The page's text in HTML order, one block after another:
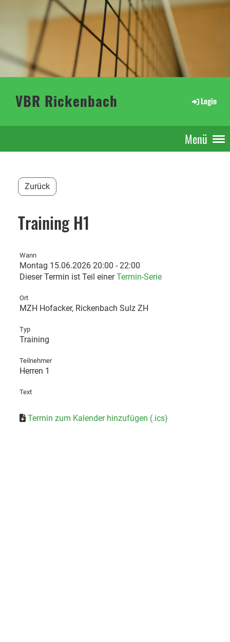
VBR Rickenbach Login
Menü
Zurück
Training H1
Wann
Montag 15.06.2026 20:00 - 22:00
Dieser Termin ist Teil einerTermin-Serie
Ort
MZH Hofacker, Rickenbach Sulz ZH
Typ
Training
Teilnehmer
Herren 1
Text
Termin zum Kalender hinzufügen (.ics)